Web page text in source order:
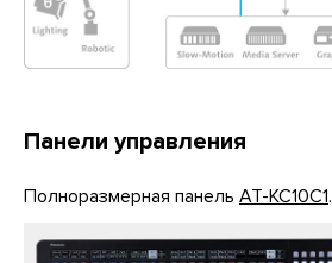
Панели управления
Полноразмерная панель AT-KC10C1.